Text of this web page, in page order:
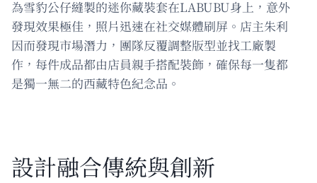
為雪豹公仔縫製的迷你藏裝套在LABUBU身上，意外
發現效果極佳，照片迅速在社交媒體刷屏。店主朱利
因而發現市場潛力，團隊反覆調整版型並找工廠製
作，每件成品都由店員親手搭配裝飾，確保每一隻都
是獨一無二的西藏特色紀念品。
設計融合傳統與創新